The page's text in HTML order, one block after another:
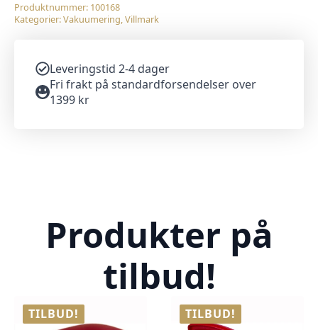
Produktnummer: 100168
Kategorier:Vakuumering,Villmark
Leveringstid 2-4 dager
Fri frakt på standardforsendelser over
1399 kr
Produkter på
tilbud!
TILBUD! TILBUD!